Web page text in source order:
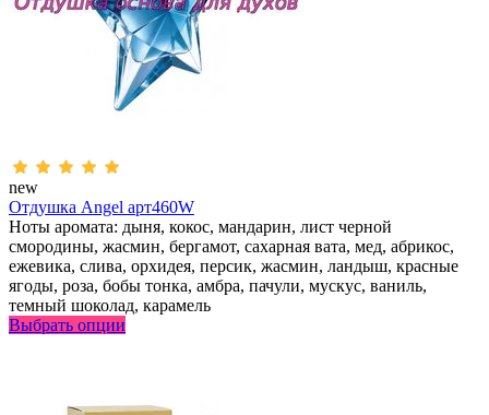
new
Отдушка Angel арт460W
Ноты аромата: дыня, кокос, мандарин, лист черной
смородины, жасмин, бергамот, сахарная вата, мед, абрикос,
ежевика, слива, орхидея, персик, жасмин, ландыш, красные
ягоды, роза, бобы тонка, амбра, пачули, мускус, ваниль,
темный шоколад, карамель
Выбрать опции